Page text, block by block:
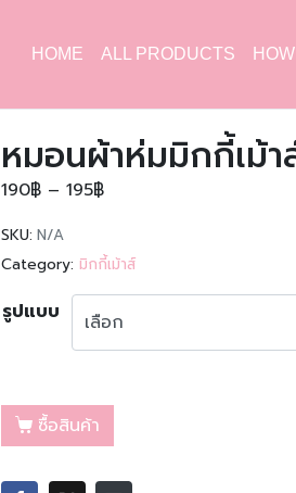
HOME ALL PRODUCTS
หมอนผ้าห่มมิกกี้เม้
190฿ – 195฿
SKU: N/A
Category: มิกกี้เม้าส์
รูปแบบ
ซื้อสินค้า